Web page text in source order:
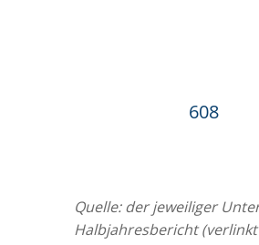
608
Quelle: der jeweiliger
Halbjahresbericht